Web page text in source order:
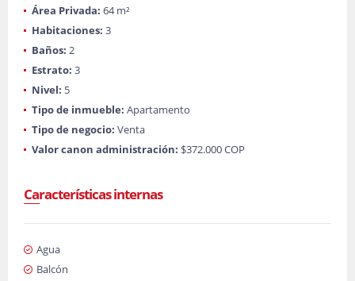
Área Privada: 64 m²
Habitaciones: 3
Baños: 2
Estrato: 3
Nivel: 5
Tipo de inmueble: Apartamento
Tipo de negocio: Venta
Valor canon administración: $372.000 COP
Características internas
Agua
Balcón